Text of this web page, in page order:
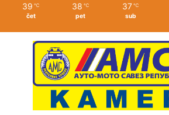
39 ℃
čet
38 ℃
pet
37 ℃
sub